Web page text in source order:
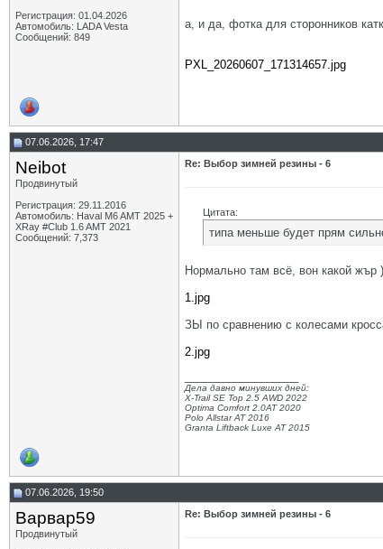
Регистрация: 01.04.2026
Автомобиль: LADA Vesta
Сообщений: 849
а, и да, фотка для сторонников
PXL_20260607_171314657.jpg
07.06.2026, 17:47
Neibot
Продвинутый
Регистрация: 29.11.2016
Автомобиль: Haval M6 AMT 2025 +
XRay #Club 1.6 AMT 2021
Сообщений: 7,373
Re: Выбор зимней резины - 6
Цитата:
типа меньше будет прям
Нормально там всё, вон какой жър
1.jpg
ЗЫ по сравнению с колесами
2.jpg
Дела давно минувших дней:
X-Trail SE Top 2.5 AWD 2022
Optima Comfort 2.0AT 2020
Polo Allstar AT 2016
Granta Liftback Luxe AT 2015
07.06.2026, 19:50
Варвар59
Продвинутый
Re: Выбор зимней резины - 6